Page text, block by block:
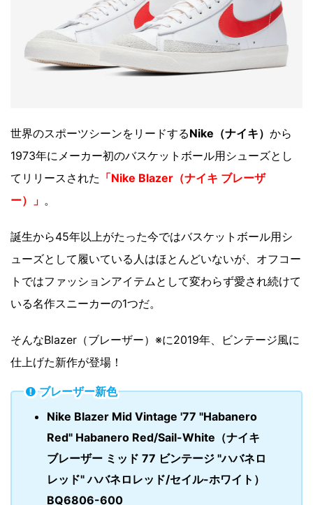
世界のスポーツシーンをリードするNike（ナイキ） から
1973年にメーカー初のバスケットボール用シューズとし
てリリースされた 「Nike Blazer（ナイキ ブレーザ
ー）」 。
誕生から45年以上がたった今ではバスケットボール用シ
ューズとして履いている人はほとんどいないが、オフコー
トではファッションアイテムとして変わらず愛され続けて
いる名作スニーカーの1つだ。
そんなBlazer（ブレーザー）※に2019年、ビンテージ風に
仕上げた新作が登場！
ブレーザー新色
Nike Blazer Mid Vintage '77 "Habanero
Red" Habanero Red/Sail-White（ナイキ
ブレーザー ミッド 77 ビンテージ "ハバネロ
レッド" ハバネロレッド/セイル-ホワイト）
BQ6806-600